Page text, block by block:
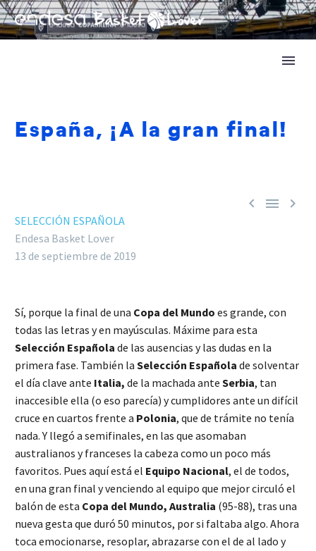
España, ¡A la gran final!
  
SELECCIÓN ESPAÑOLA
Endesa Basket Lover
13 de septiembre de 2019
Sí, porque la final de una Copa del Mundo es grande, con
todas las letras y en mayúsculas. Máxime para esta
Selección Española de las ausencias y las dudas en la
primera fase. También la Selección Española de solventar
el día clave ante Italia, de la machada ante Serbia, tan
inaccesible ella (o eso parecía) y cumplidores ante un difícil
cruce en cuartos frente a Polonia, que de trámite no tenía
nada. Y llegó a semifinales, en las que asomaban
australianos y franceses la cabeza como un poco más
favoritos. Pues aquí está el Equipo Nacional, el de todos,
en una gran final y venciendo al equipo que mejor circuló el
balón de esta Copa del Mundo, Australia (95-88), tras una
nueva gesta que duró 50 minutos, por si faltaba algo. Ahora
toca emocionarse, resoplar, abrazarse con el de al lado y